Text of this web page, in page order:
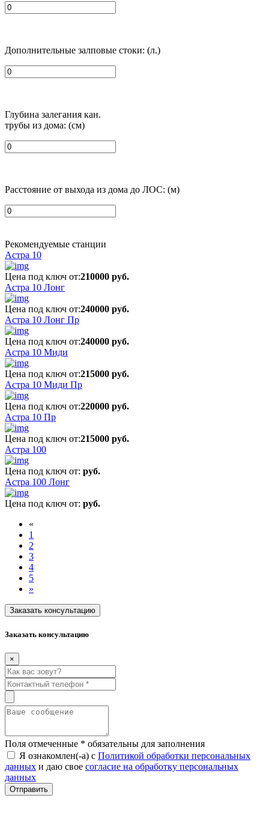
Дополнительные залповые стоки: (л.)
Глубина залегания кан.
трубы из дома: (см)
Расстояние от выхода из дома до ЛОС: (м)
Рекомендуемые станции
Астра 10
Цена под ключ от:210000 руб.
Астра 10 Лонг
Цена под ключ от:240000 руб.
Астра 10 Лонг Пр
Цена под ключ от:240000 руб.
Астра 10 Миди
Цена под ключ от:215000 руб.
Астра 10 Миди Пр
Цена под ключ от:220000 руб.
Астра 10 Пр
Цена под ключ от:215000 руб.
Астра 100
Цена под ключ от: руб.
Астра 100 Лонг
Цена под ключ от: руб.
«
1
2
3
4
5
»
Заказать консультацию
Заказать консультацию
×
Поля отмеченные * обязательны для заполнения
Я ознакомлен(-а) с Политикой обработки персональных
данных и даю свое согласие на обработку персональных
данных